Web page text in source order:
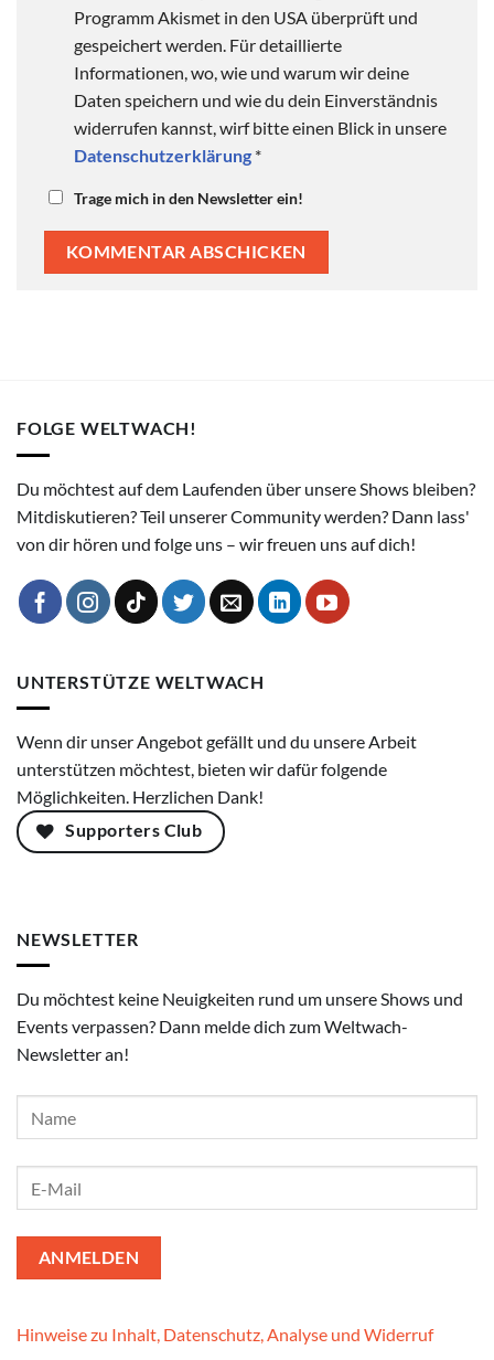
Programm Akismet in den USA überprüft und
gespeichert werden. Für detaillierte
Informationen, wo, wie und warum wir deine
Daten speichern und wie du dein Einverständnis
widerrufen kannst, wirf bitte einen Blick in unsere
Datenschutzerklärung *
Trage mich in den Newsletter ein!
FOLGE WELTWACH!
Du möchtest auf dem Laufenden über unsere Shows bleiben?
Mitdiskutieren? Teil unserer Community werden? Dann lass'
von dir hören und folge uns – wir freuen uns auf dich!
UNTERSTÜTZE WELTWACH
Wenn dir unser Angebot gefällt und du unsere Arbeit
unterstützen möchtest, bieten wir dafür folgende
Möglichkeiten. Herzlichen Dank!
Supporters Club
NEWSLETTER
Du möchtest keine Neuigkeiten rund um unsere Shows und
Events verpassen? Dann melde dich zum Weltwach-
Newsletter an!
Hinweise zu Inhalt, Datenschutz, Analyse und Widerruf